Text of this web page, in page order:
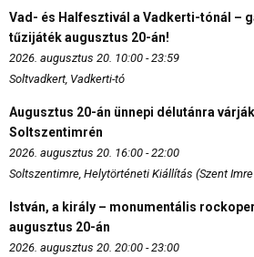
Vad- és Halfesztivál a Vadkerti-tónál –
tűzijáték augusztus 20-án!
2026. augusztus 20. 10:00 - 23:59
Soltvadkert, Vadkerti-tó
Augusztus 20-án ünnepi délutánra
Soltszentimrén
2026. augusztus 20. 16:00 - 22:00
Soltszentimre, Helytörténeti Kiállítás (Szent
István, a király – monumentális
augusztus 20-án
2026. augusztus 20. 20:00 - 23:00